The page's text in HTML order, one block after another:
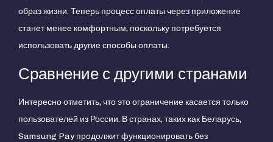
образ жизни. Теперь процесс оплаты через приложение
станет менее комфортным, поскольку потребуется
использовать другие способы оплаты.
Сравнение с другими странами
Интересно отметить, что это ограничение касается только
пользователей из России. В странах, таких как Беларусь,
Samsung Pay продолжит функционировать без